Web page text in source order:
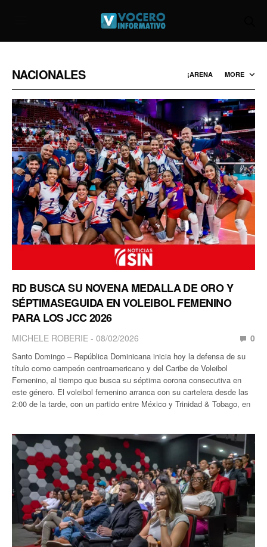
NACIONALES ¡ARENA MORE
RD BUSCA SU NOVENA MEDALLA DE ORO Y
SÉPTIMASEGUIDA EN VOLEIBOL FEMENINO
PARA LOS JCC 2026
MICHELE ROBERIE 08/02/2026 0
Santo Domingo – República Dominicana inicia hoy la defensa de su
título como campeón centroamericano y del Caribe de Voleibol
Femenino, al tiempo que busca su séptima corona consecutiva en
este género. El voleibol femenino arranca con su cartelera desde las
2:00 de la tarde, con un partido entre México y Trinidad & Tobago, en